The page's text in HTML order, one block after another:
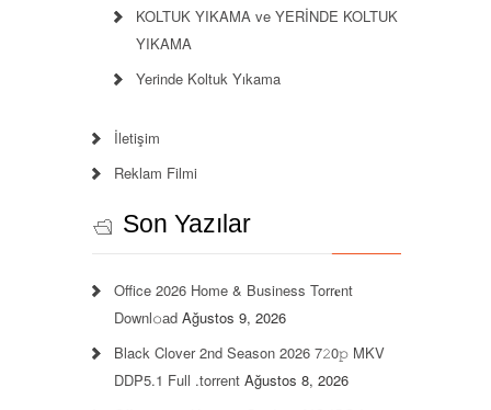
KOLTUK YIKAMA ve YERİNDE KOLTUK
YIKAMA
Yerinde Koltuk Yıkama
İletişim
Reklam Filmi
Son Yazılar
Office 2026 Home & Business Torr𝐞nt
Downl𝚘аd Ağustos 9, 2026
Black Clover 2nd Season 2026 7𝟸0𝚙 MKV
DDP5.1 Full .torrent Ağustos 8, 2026